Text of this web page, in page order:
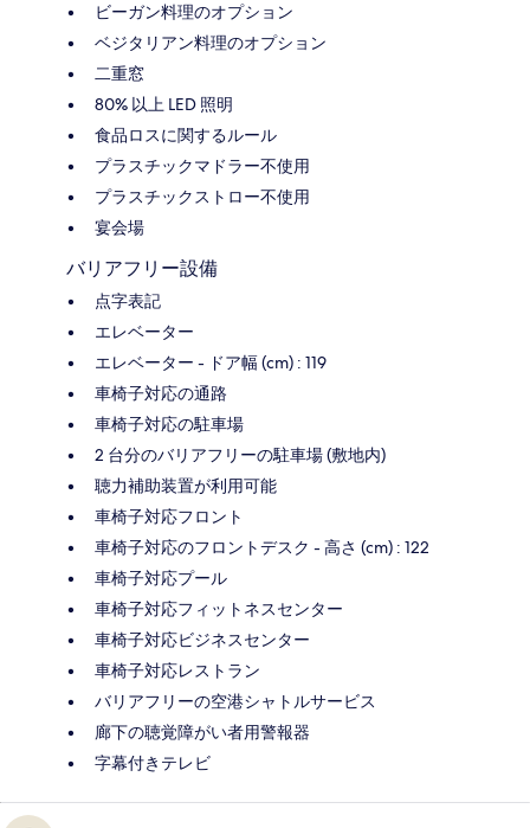
ビーガン料理のオプション
ベジタリアン料理のオプション
二重窓
80% 以上 LED 照明
食品ロスに関するルール
プラスチックマドラー不使用
プラスチックストロー不使用
宴会場
バリアフリー設備
点字表記
エレベーター
エレベーター - ドア幅 (cm) : 119
車椅子対応の通路
車椅子対応の駐車場
2 台分のバリアフリーの駐車場 (敷地内)
聴力補助装置が利用可能
車椅子対応フロント
車椅子対応のフロントデスク - 高さ (cm) : 122
車椅子対応プール
車椅子対応フィットネスセンター
車椅子対応ビジネスセンター
車椅子対応レストラン
バリアフリーの空港シャトルサービス
廊下の聴覚障がい者用警報器
字幕付きテレビ